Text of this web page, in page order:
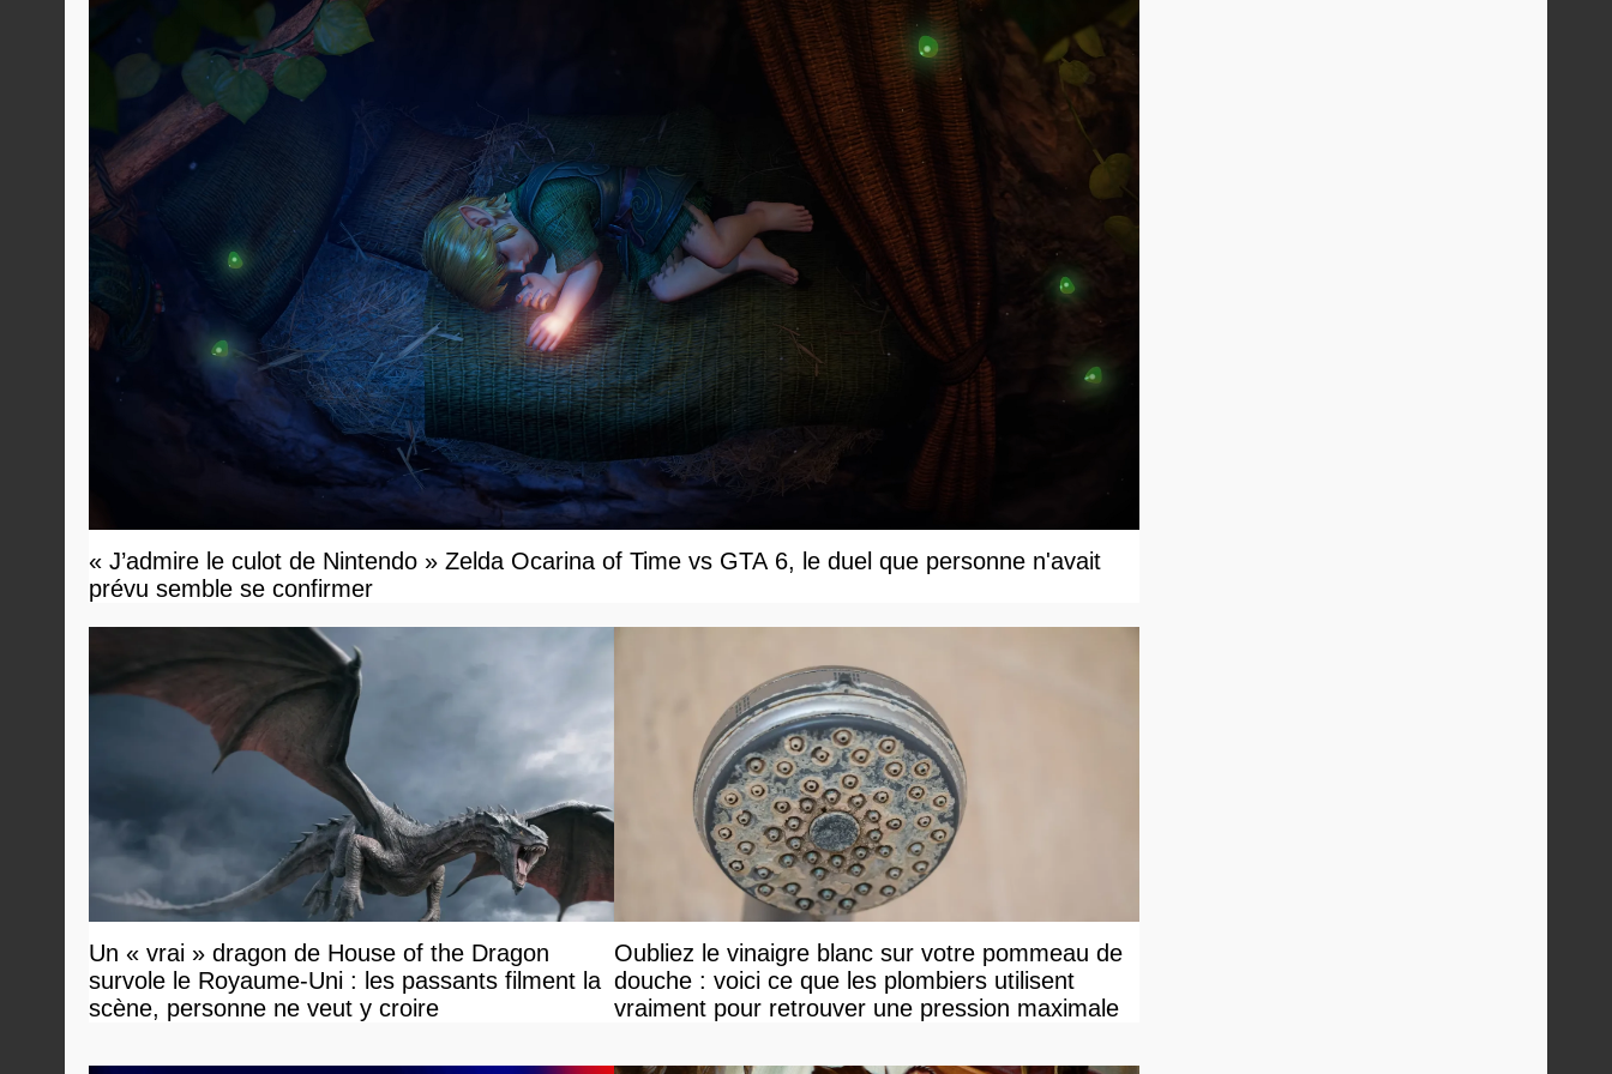
« J’admire le culot de Nintendo » Zelda Ocarina of Time vs GTA 6, le duel que personne n'avait
prévu semble se confirmer
Un « vrai » dragon de House of the Dragon
survole le Royaume-Uni : les passants filment la
scène, personne ne veut y croire
Oubliez le vinaigre blanc sur votre pommeau de
douche : voici ce que les plombiers utilisent
vraiment pour retrouver une pression maximale